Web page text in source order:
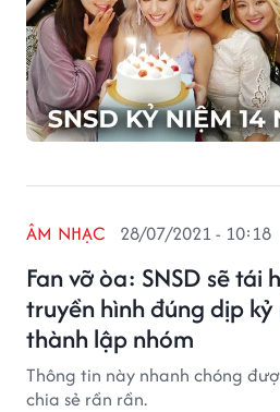
Fan vỡ òa: SNSD sẽ tái
truyền hình đúng dịp
thành lập nhóm
ÂM NHẠC 28/07/2021 - 10:18
Thông tin này nhanh chóng
chia sẻ rần rần.